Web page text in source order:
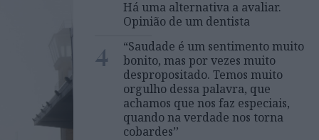
Há uma alternativa a avaliar.
Opinião de um dentista
4
“Saudade é um sentimento muito
bonito, mas por vezes muito
despropositado. Temos muito
orgulho dessa palavra, que
achamos que nos faz especiais,
quando na verdade nos torna
cobardes’’